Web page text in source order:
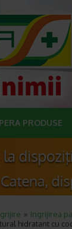
PRODUSE
Ingrijirea
hidratant cu